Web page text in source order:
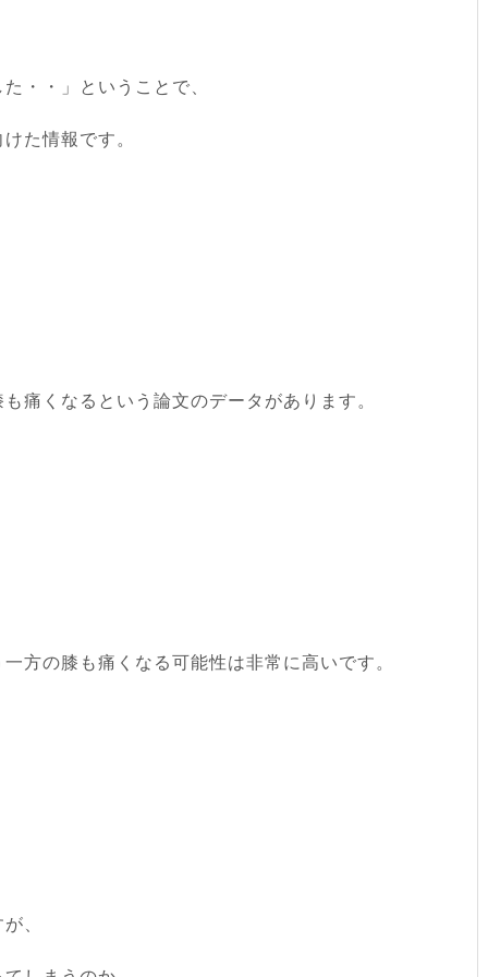
・・」ということで、
た情報です。
痛くなるという論文のデータがあります。
方の膝も痛くなる可能性は非常に高いです。
、